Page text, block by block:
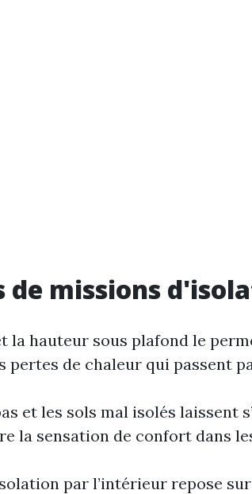
de missions
la hauteur sous plafond le
pertes de chaleur qui passent
et les sols mal isolés laissent
la sensation de confort dans
par l’intérieur repose